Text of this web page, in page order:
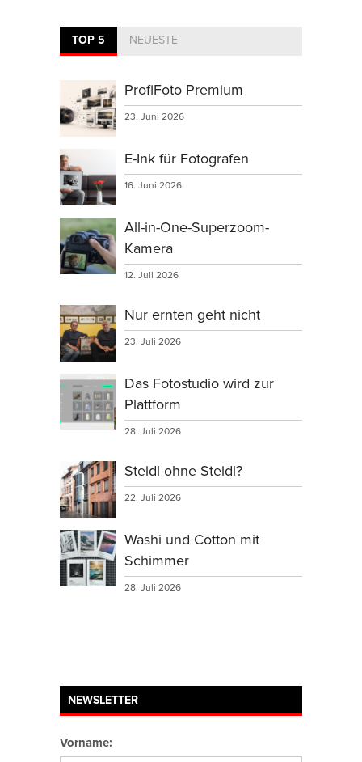
TOP 5 NEUESTE
ProfiFoto Premium
23. Juni 2026
E-Ink für Fotografen
16. Juni 2026
All-in-One-Superzoom-
Kamera
12. Juli 2026
Nur ernten geht nicht
23. Juli 2026
Das Fotostudio wird zur
Plattform
28. Juli 2026
Steidl ohne Steidl?
22. Juli 2026
Washi und Cotton mit
Schimmer
28. Juli 2026
NEWSLETTER
Vorname: